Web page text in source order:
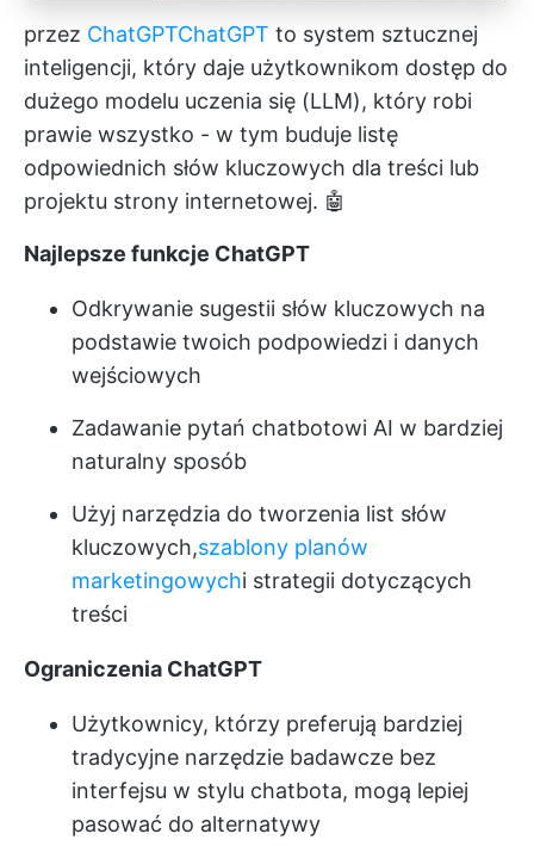
przez ChatGPTChatGPT to system sztucznej
inteligencji, który daje użytkownikom dostęp do
dużego modelu uczenia się (LLM), który robi
prawie wszystko - w tym buduje listę
odpowiednich słów kluczowych dla treści lub
projektu strony internetowej. 🤖
Najlepsze funkcje ChatGPT
Odkrywanie sugestii słów kluczowych na
podstawie twoich podpowiedzi i danych
wejściowych
Zadawanie pytań chatbotowi AI w bardziej
naturalny sposób
Użyj narzędzia do tworzenia list słów
kluczowych,szablony planów
marketingowychi strategii dotyczących
treści
Ograniczenia ChatGPT
Użytkownicy, którzy preferują bardziej
tradycyjne narzędzie badawcze bez
interfejsu w stylu chatbota, mogą lepiej
pasować do alternatywy